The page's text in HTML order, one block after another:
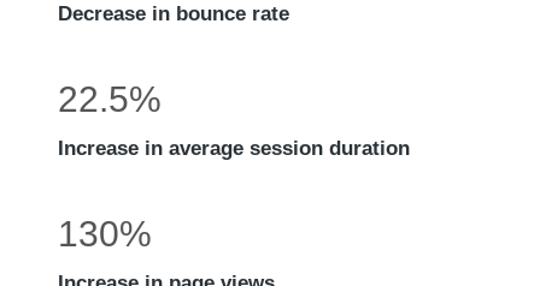
Decrease in bounce rate
22.5%
Increase in average session duration
130%